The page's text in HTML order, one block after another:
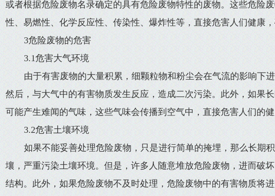
或者根据危险废物名录确定的具有危险废物特性的废物。这些危险
性、易燃性、化学反应性、传染性、爆炸性等，直接危害人们健康，
3危险废物的危害
3.1危害大气环境
由于有害废物的大量积累，细颗粒物和粉尘会在气流的影响下
然后，与大气中的有害物质发生反应，造成二次污染。此外，如果
可能产生难闻的气味，这些气味会传播到空气中，直接危害人们的健
3.2危害土壤环境
如果不能妥善处理危险废物，只是进行简单的掩埋，那么长期
壤，严重污染土壤环境。但是，许多人随意堆放危险废物，进而破
结构。此外，如果危险废物不及时处理，危险废物中的有害物质将